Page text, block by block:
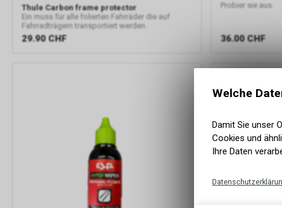
Thule Carbon frame protector
Ein muss für alle folierten Fahrräder die auf
Fahrradträgern transportiert werden.
29.90 CHF
Probier sie aus.
36.00 CHF
Welche
Damit Sie unser
Cookies und
Ihre Daten